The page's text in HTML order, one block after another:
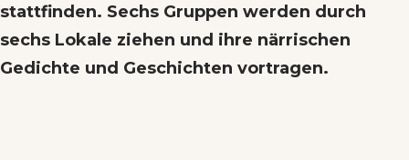
stattfinden. Sechs Gruppen werden durch
sechs Lokale ziehen und ihre närrischen
Gedichte und Geschichten vortragen.